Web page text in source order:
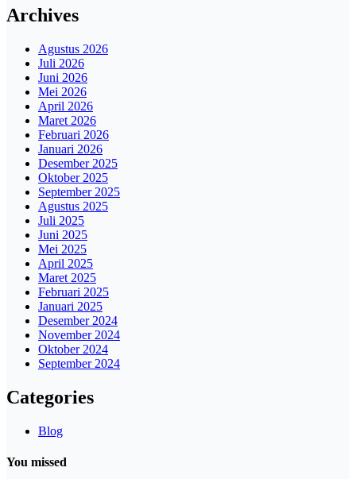
Archives
Agustus 2026
Juli 2026
Juni 2026
Mei 2026
April 2026
Maret 2026
Februari 2026
Januari 2026
Desember 2025
Oktober 2025
September 2025
Agustus 2025
Juli 2025
Juni 2025
Mei 2025
April 2025
Maret 2025
Februari 2025
Januari 2025
Desember 2024
November 2024
Oktober 2024
September 2024
Categories
Blog
You missed